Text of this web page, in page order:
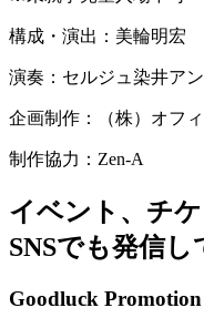
構成・演出：美輪明宏
演奏：セルジュ染井ア
企画制作：（株）オフ
制作協力：Zen-A
イベント、チケ
SNSでも発信し
Goodluck Promotion